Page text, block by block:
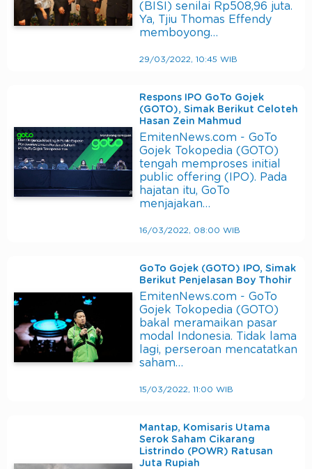
(BISI) senilai Rp508,96 juta.
Ya, Tjiu Thomas Effendy
memboyong…
29/03/2022, 10:45 WIB
Respons IPO GoTo Gojek
(GOTO), Simak Berikut Celoteh
Hasan Zein Mahmud
EmitenNews.com - GoTo
Gojek Tokopedia (GOTO)
tengah memproses initial
public offering (IPO). Pada
hajatan itu, GoTo
menjajakan…
16/03/2022, 08:00 WIB
GoTo Gojek (GOTO) IPO, Simak
Berikut Penjelasan Boy Thohir
EmitenNews.com - GoTo
Gojek Tokopedia (GOTO)
bakal meramaikan pasar
modal Indonesia. Tidak lama
lagi, perseroan mencatatkan
saham…
15/03/2022, 11:00 WIB
Mantap, Komisaris Utama
Serok Saham Cikarang
Listrindo (POWR) Ratusan
Juta Rupiah